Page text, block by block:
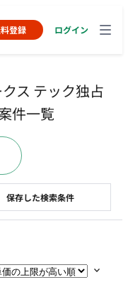
登録 ログイン
ス テック独占
件一覧
保存した検索条件